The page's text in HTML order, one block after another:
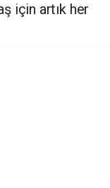
için artık her